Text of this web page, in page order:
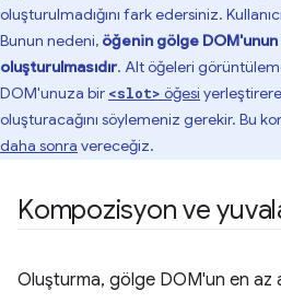
oluşturulmadığını fark edersiniz.
Bunun nedeni, öğenin gölge
oluşturulmasıdır. Alt öğeleri
DOM'unuza bir <slot> öğesi
oluşturacağını söylemeniz gerekir. Bu
daha sonra vereceğiz.
Kompozisyon ve
Oluşturma, gölge DOM'un en az